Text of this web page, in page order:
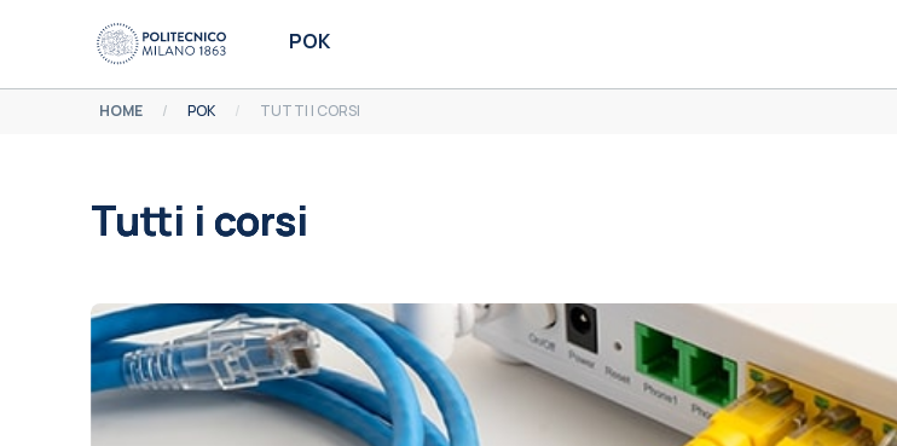
POK
HOME POK TUTTI I CORSI
Tutti i corsi
Aggregazione dei criteri